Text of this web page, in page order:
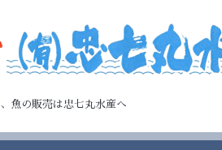
魚の販売は忠七丸水産へ